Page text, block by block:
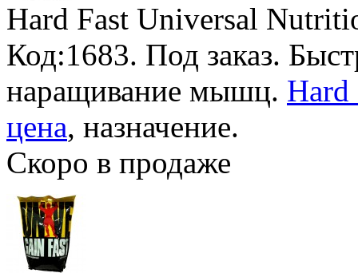
Hard Fast Universal
Код:1683. Под заказ.
наращивание мышц. Hard
цена, назначение.
Скоро в продаже